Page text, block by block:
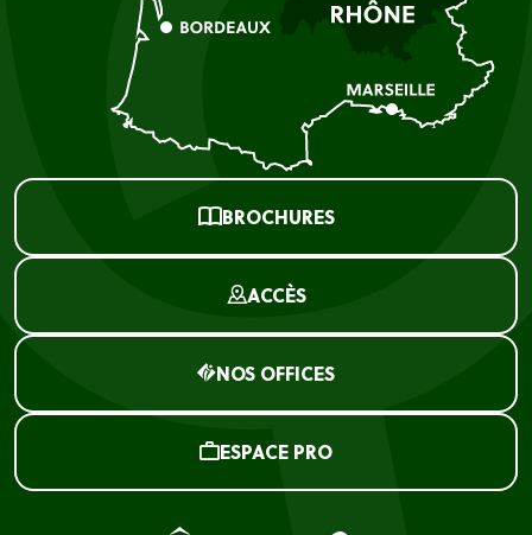
BROCHURES
ACCÈS
NOS OFFICES
ESPACE PRO